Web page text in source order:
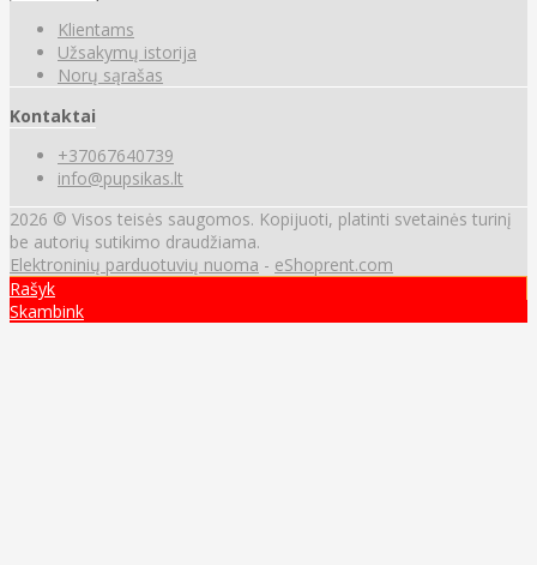
Klientams
Užsakymų istorija
Norų sąrašas
Kontaktai
+37067640739
info@pupsikas.lt
2026 © Visos teisės saugomos. Kopijuoti, platinti svetainės turinį
be autorių sutikimo draudžiama.
Elektroninių parduotuvių nuoma - eShoprent.com
Rašyk
Skambink